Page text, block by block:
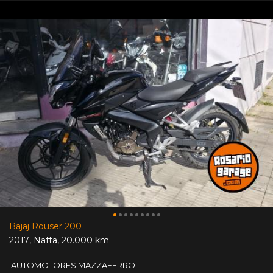
Bajaj Rouser 200
2017, Nafta, 20.000 km.
AUTOMOTORES MAZZAFERRO